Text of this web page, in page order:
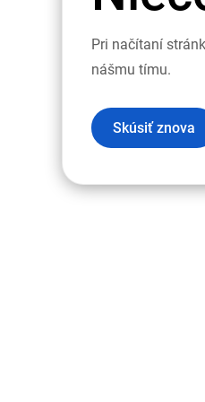
Pri načítaní
nášmu tímu.
Skúsiť znova